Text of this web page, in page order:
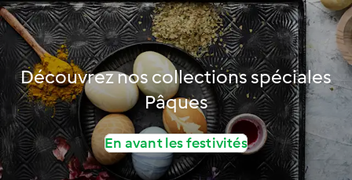
Découvrez nos collections spéciales
Pâques
En avant les festivités